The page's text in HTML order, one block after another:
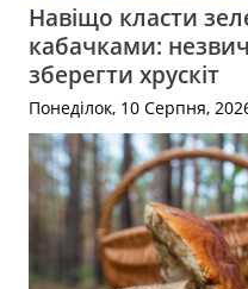
Навіщо класти
кабачками:
зберегти хрускіт
Понеділок, 10 Серпня,